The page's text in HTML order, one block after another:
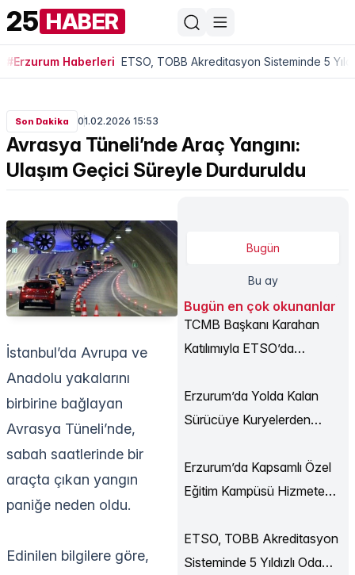
25 HABER
#Erzurum Haberleri ETSO, TOBB Akreditasyon Sisteminde 5
Son Dakika 01.02.2026 15:53
Avrasya Tüneli’nde Araç Yangını:
Ulaşım Geçici Süreyle Durduruldu
İstanbul’da Avrupa ve
Anadolu yakalarını
birbirine bağlayan
Avrasya Tüneli’nde,
sabah saatlerinde bir
araçta çıkan yangın
paniğe neden oldu.
Edinilen bilgilere göre,
Bugün
Bu ay
Bugün en çok okunanlar
TCMB Başkanı Karahan
Katılımıyla ETSO’da
Düzenlendi
Erzurum’da Yolda Kalan
Sürücüye Kuryelerden
Erzurum’da Kapsamlı Özel
Eğitim Kampüsü Hizmete
ETSO, TOBB Akreditasyon
Sisteminde 5 Yıldızlı Oda